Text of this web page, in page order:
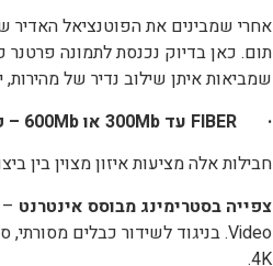
אחרי שמבינים את הפוטנציאל
תום. כאן בדיוק נכנסת לתמונה
שמביאות איתן שילוב נדיר של
·
FIBER עד 300 Mb או 600Mb –
חבילות אלה מציעות איזון מצוין
צפייה בסטרימינג מבוסס אינטרנט
4K.